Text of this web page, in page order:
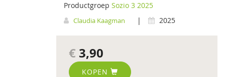
Productgroep Sozio 3 2025
Claudia Kaagman | 2025
€ 3,90
KOPEN